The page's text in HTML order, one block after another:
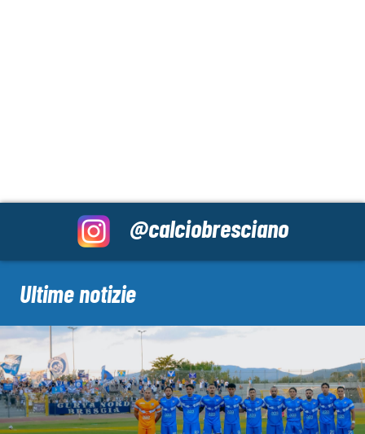
@calciobresciano
Ultime notizie